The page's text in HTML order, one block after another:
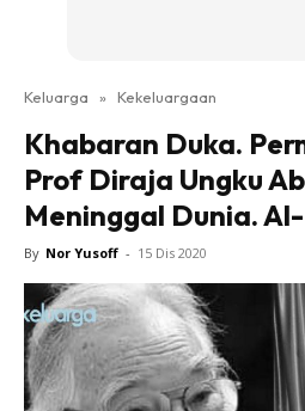
Keluarga » Kekeluargaan
Khabaran Duka.
Prof Diraja Ungku
Meninggal Dunia.
By Nor Yusoff - 15 Dis 2020